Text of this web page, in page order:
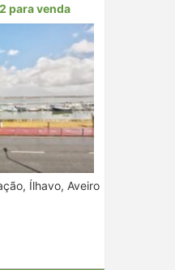
para venda
Ílhavo, Aveiro